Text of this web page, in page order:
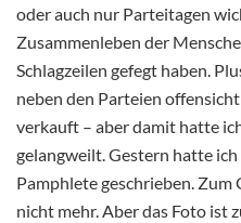
oder auch nur Parteitagen
Zusammenleben der
Schlagzeilen gefegt haben.
neben den Parteien
verkauft – aber damit hatte
gelangweilt. Gestern hatte
Pamphlete geschrieben.
nicht mehr. Aber das Foto ist